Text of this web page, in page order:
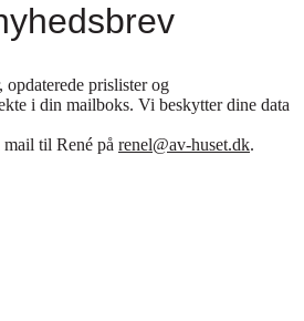
opdaterede prislister og
i din mailboks. Vi beskytter dine data
til René på renel@av-huset.dk.